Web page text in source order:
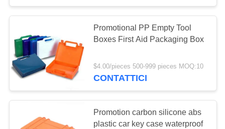
Rifornimenti medici
di Homecare
135
Promotional PP Empty Tool
Boxes First Aid Packaging Box
$4.00/pieces 500-999 pieces MOQ:10
CONTATTICI
Promotion carbon silicone abs
plastic car key case waterproof